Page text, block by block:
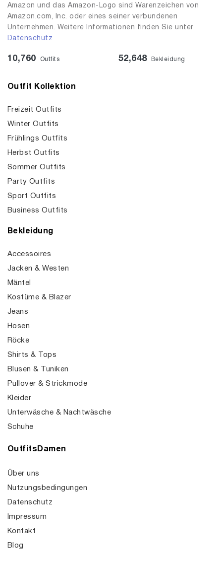
Amazon und das Amazon-Logo sind Warenzeichen von
Amazon.com, Inc. oder eines seiner verbundenen
Unternehmen. Weitere Informationen finden Sie unter
Datenschutz
10,760 Outfits 52,648 Bekleidung
Outfit Kollektion
Freizeit Outfits
Winter Outfits
Frühlings Outfits
Herbst Outfits
Sommer Outfits
Party Outfits
Sport Outfits
Business Outfits
Bekleidung
Accessoires
Jacken & Westen
Mäntel
Kostüme & Blazer
Jeans
Hosen
Röcke
Shirts & Tops
Blusen & Tuniken
Pullover & Strickmode
Kleider
Unterwäsche & Nachtwäsche
Schuhe
OutfitsDamen
Über uns
Nutzungsbedingungen
Datenschutz
Impressum
Kontakt
Blog